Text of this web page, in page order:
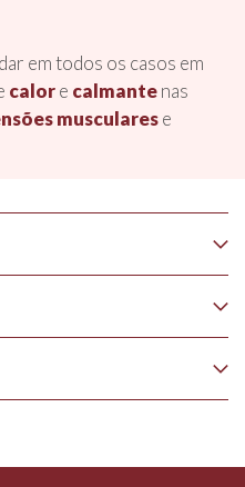
em todos os casos em
calore calmantenas
muscularese